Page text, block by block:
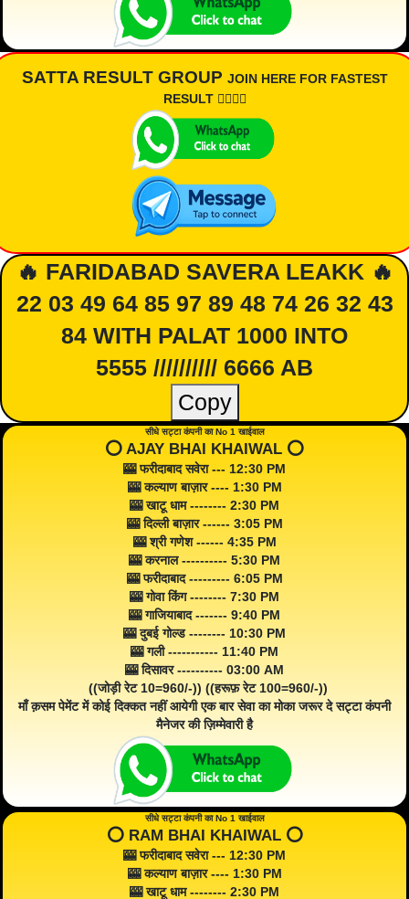
SATTA RESULT GROUP JOIN HERE FOR FASTEST
RESULT 👇🏾👇🏾
🔥 FARIDABAD SAVERA LEAKK 🔥
22 03 49 64 85 97 89 48 74 26 32 43
84 WITH PALAT 1000 INTO
5555 ////////// 6666 AB
Copy
सीधे सट्टा कंपनी का No 1 खाईवाल
⭕️ AJAY BHAI KHAIWAL ⭕️
🎰 फरीदाबाद सवेरा --- 12:30 PM
🎰 कल्याण बाज़ार ---- 1:30 PM
🎰 खाटू धाम -------- 2:30 PM
🎰 दिल्ली बाज़ार ------ 3:05 PM
🎰 श्री गणेश ------ 4:35 PM
🎰 करनाल ---------- 5:30 PM
🎰 फरीदाबाद --------- 6:05 PM
🎰 गोवा किंग -------- 7:30 PM
🎰 गाजियाबाद ------- 9:40 PM
🎰 दुबई गोल्ड -------- 10:30 PM
🎰 गली ----------- 11:40 PM
🎰 दिसावर ---------- 03:00 AM
((जोड़ी रेट 10=960/-)) ((हरूफ़ रेट 100=960/-))
माँ क़सम पेमेंट में कोई दिक्कत नहीं आयेगी एक बार सेवा का मोका जरूर दे सट्टा कंपनी
मैनेजर की ज़िम्मेवारी है
सीधे सट्टा कंपनी का No 1 खाईवाल
⭕️ RAM BHAI KHAIWAL ⭕️
🎰 फरीदाबाद सवेरा --- 12:30 PM
🎰 कल्याण बाज़ार ---- 1:30 PM
🎰 खाटू धाम -------- 2:30 PM